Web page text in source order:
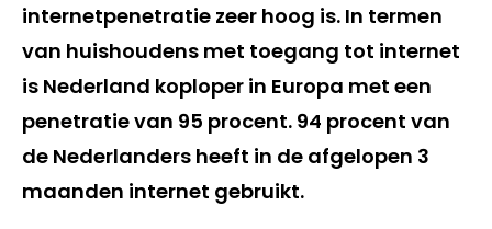
internetpenetratie zeer hoog is. In termen
van huishoudens met toegang tot internet
is Nederland koploper in Europa met een
penetratie van 95 procent. 94 procent van
de Nederlanders heeft in de afgelopen 3
maanden internet gebruikt.